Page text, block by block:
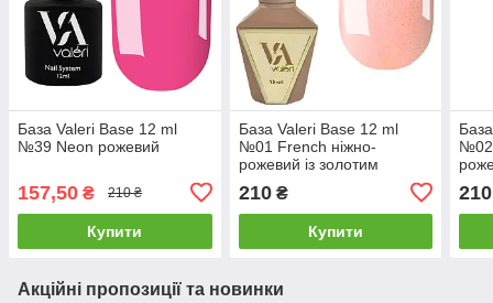
База Valeri Base 12 ml
№39 Neon рожевий
157,50 ₴ 210 ₴
Купити
База Valeri Base 12 ml
№01 French ніжно-
рожевий із золотим
210₴
Купити
№02
210
Акційні пропозиції та новинки